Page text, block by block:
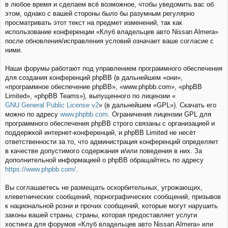
в любое время и сделаем всё возможное, чтобы уведомить вас об
этом, однако с вашей стороны было бы разумным регулярно
просматривать этот текст на предмет изменений, так как
использование конференции «Клуб владельцев авто Nissan Almera»
после обновления/исправления условий означает ваше согласие с
ними.
Наши форумы работают под управлением программного обеспечения
для создания конференций phpBB (в дальнейшем «они»,
«программное обеспечение phpBB», «www.phpbb.com», «phpBB
Limited», «phpBB Teams»), выпущенного по лицензии «
GNU General Public License v2» (в дальнейшем «GPL»). Скачать его
можно по адресу www.phpbb.com. Ограничения лицензии GPL для
программного обеспечения phpBB строго связаны с организацией и
поддержкой интернет-конференций, и phpBB Limited не несёт
ответственности за то, что администрация конференций определяет
в качестве допустимого содержания и/или поведения в них. За
дополнительной информацией о phpBB обращайтесь по адресу
https://www.phpbb.com/.
Вы соглашаетесь не размещать оскорбительных, угрожающих,
клеветнических сообщений, порнографических сообщений, призывов
к национальной розни и прочих сообщений, которые могут нарушить
законы вашей страны, страны, которая предоставляет услуги
хостинга для форумов «Клуб владельцев авто Nissan Almera» или